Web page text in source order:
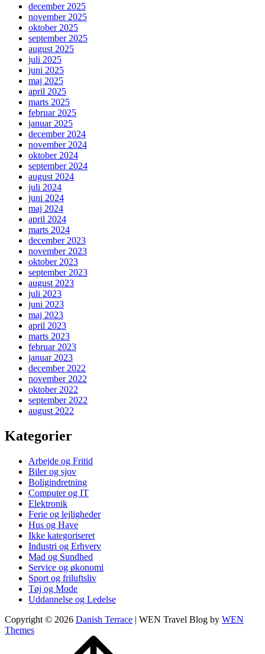
december 2025
november 2025
oktober 2025
september 2025
august 2025
juli 2025
juni 2025
maj 2025
april 2025
marts 2025
februar 2025
januar 2025
december 2024
november 2024
oktober 2024
september 2024
august 2024
juli 2024
juni 2024
maj 2024
april 2024
marts 2024
december 2023
november 2023
oktober 2023
september 2023
august 2023
juli 2023
juni 2023
maj 2023
april 2023
marts 2023
februar 2023
januar 2023
december 2022
november 2022
oktober 2022
september 2022
august 2022
Kategorier
Arbejde og Fritid
Biler og sjov
Boligindretning
Computer og IT
Elektronik
Ferie og lejligheder
Hus og Have
Ikke kategoriseret
Industri og Erhverv
Mad og Sundhed
Service og økonomi
Sport og friluftsliv
Tøj og Mode
Uddannelse og Ledelse
Copyright © 2026 Danish Terrace | WEN Travel Blog by WEN
Themes